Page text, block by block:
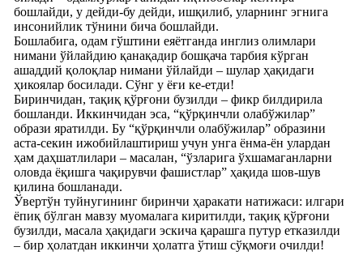
бошлайди, у дейди-бу дейди, ишқилиб, уларнинг эгнига
инсонийлик тўнини бича бошлайди.
Бошлабига, одам гўштини еяётганда инглиз олимлари
нимани ўйлайдию қанақадир бошқача тарбия кўрган
ашаддий қолоқлар нимани ўйлайди – шулар ҳақидаги
ҳикоялар босилади. Сўнг у ёғи ке-етди!
Биринчидан, тақиқ қўрғони бузилди – фикр билдирила
бошланди. Иккинчидан эса, “қўрқинчли олабўжилар”
образи яратилди. Бу “қўрқинчли олабўжилар” образини
аста-секин ижобийлаштириш учун унга ёнма-ён улардан
ҳам даҳшатлилари – масалан, “ўзларига ўхшамаганларни
оловда ёқишга чақирувчи фашистлар” ҳақида шов-шув
қилина бошланади.
Ўвертўн туйнугининг биринчи ҳаракати натижаси: илгари
ёпиқ бўлган мавзу муомалага киритилди, тақиқ қўрғони
бузилди, масала ҳақидаги эскича қарашга путур етказилди
– бир ҳолатдан иккинчи ҳолатга ўтиш сўқмоғи очилди!